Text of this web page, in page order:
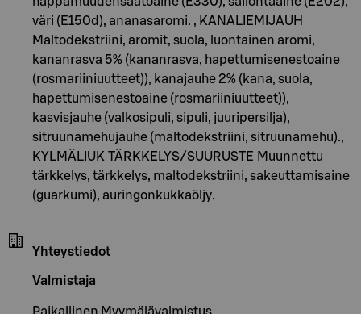
väri (E150d), ananasaromi. , KANALIEMIJAUH
Maltodekstriini, aromit, suola, luontainen aromi,
kananrasva 5% (kananrasva, hapettumisenestoaine
(rosmariiniuutteet)), kanajauhe 2% (kana, suola,
hapettumisenestoaine (rosmariiniuutteet)),
kasvisjauhe (valkosipuli, sipuli, juuripersilja),
sitruunamehujauhe (maltodekstriini, sitruunamehu).,
KYLMÄLIUK TÄRKKELYS/SUURUSTE Muunnettu
tärkkelys, tärkkelys, maltodekstriini, sakeuttamisaine
(guarkumi), auringonkukkaöljy.
Yhteystiedot
Valmistaja
Paikallinen Myymälävalmistus